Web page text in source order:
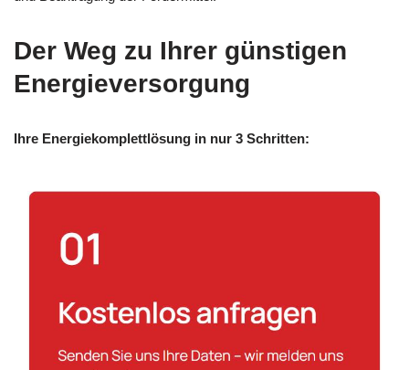
Der Weg zu Ihrer günstigen
Energieversorgung
Ihre Energiekomplettlösung in nur 3 Schritten: